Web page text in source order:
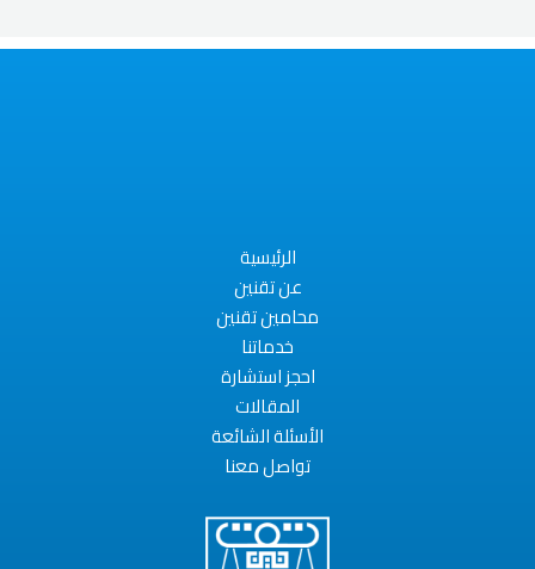
الرئيسية
عن تقنين
محامين تقنين
خدماتنا
احجز استشارة
المقالات
الأسئلة الشائعة
تواصل معنا